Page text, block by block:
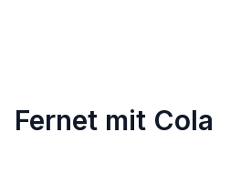
Fernet mit Cola